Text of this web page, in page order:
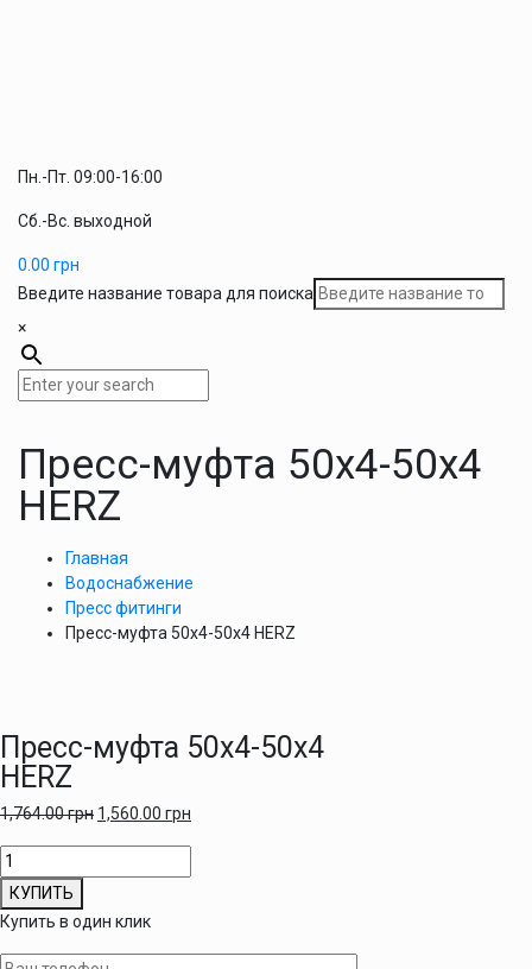
Пн.-Пт. 09:00-16:00
Сб.-Вс. выходной
0.00 грн
Введите название товара для поиска
×
Пресс-муфта 50х4-50х4
HERZ
Главная
Водоснабжение
Пресс фитинги
Пресс-муфта 50х4-50х4 HERZ
Пресс-муфта 50х4-50х4
HERZ
1,764.00грн 1,560.00 грн
Количество
товара
Пресс-
муфта
50х4-
КУПИТЬ
Купить в один клик